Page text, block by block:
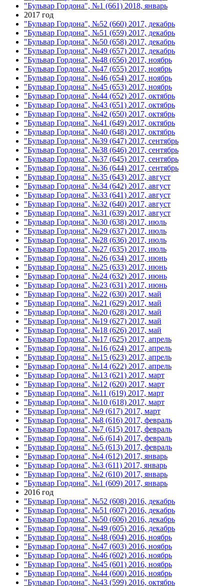
"Бульвар Гордона", №1 (661) 2018, январь
2017 год
"Бульвар Гордона", №52 (660) 2017, декабрь
"Бульвар Гордона", №51 (659) 2017, декабрь
"Бульвар Гордона", №50 (658) 2017, декабрь
"Бульвар Гордона", №49 (657) 2017, декабрь
"Бульвар Гордона", №48 (656) 2017, ноябрь
"Бульвар Гордона", №47 (655) 2017, ноябрь
"Бульвар Гордона", №46 (654) 2017, ноябрь
"Бульвар Гордона", №45 (653) 2017, ноябрь
"Бульвар Гордона", №44 (652) 2017, октябрь
"Бульвар Гордона", №43 (651) 2017, октябрь
"Бульвар Гордона", №42 (650) 2017, октябрь
"Бульвар Гордона", №41 (649) 2017, октябрь
"Бульвар Гордона", №40 (648) 2017, октябрь
"Бульвар Гордона", №39 (647) 2017, сентябрь
"Бульвар Гордона", №38 (646) 2017, сентябрь
"Бульвар Гордона", №37 (645) 2017, сентябрь
"Бульвар Гордона", №36 (644) 2017, сентябрь
"Бульвар Гордона", №35 (643) 2017, август
"Бульвар Гордона", №34 (642) 2017, август
"Бульвар Гордона", №33 (641) 2017, август
"Бульвар Гордона", №32 (640) 2017, август
"Бульвар Гордона", №31 (639) 2017, август
"Бульвар Гордона", №30 (638) 2017, июль
"Бульвар Гордона", №29 (637) 2017, июль
"Бульвар Гордона", №28 (636) 2017, июль
"Бульвар Гордона", №27 (635) 2017, июль
"Бульвар Гордона", №26 (634) 2017, июнь
"Бульвар Гордона", №25 (633) 2017, июнь
"Бульвар Гордона", №24 (632) 2017, июнь
"Бульвар Гордона", №23 (631) 2017, июнь
"Бульвар Гордона", №22 (630) 2017, май
"Бульвар Гордона", №21 (629) 2017, май
"Бульвар Гордона", №20 (628) 2017, май
"Бульвар Гордона", №19 (627) 2017, май
"Бульвар Гордона", №18 (626) 2017, май
"Бульвар Гордона", №17 (625) 2017, апрель
"Бульвар Гордона", №16 (624) 2017, апрель
"Бульвар Гордона", №15 (623) 2017, апрель
"Бульвар Гордона", №14 (622) 2017, апрель
"Бульвар Гордона", №13 (621) 2017, март
"Бульвар Гордона", №12 (620) 2017, март
"Бульвар Гордона", №11 (619) 2017, март
"Бульвар Гордона", №10 (618) 2017, март
"Бульвар Гордона", №9 (617) 2017, март
"Бульвар Гордона", №8 (616) 2017, февраль
"Бульвар Гордона", №7 (615) 2017, февраль
"Бульвар Гордона", №6 (614) 2017, февраль
"Бульвар Гордона", №5 (613) 2017, февраль
"Бульвар Гордона", №4 (612) 2017, январь
"Бульвар Гордона", №3 (611) 2017, январь
"Бульвар Гордона", №2 (610) 2017, январь
"Бульвар Гордона", №1 (609) 2017, январь
2016 год
"Бульвар Гордона", №52 (608) 2016, декабрь
"Бульвар Гордона", №51 (607) 2016, декабрь
"Бульвар Гордона", №50 (606) 2016, декабрь
"Бульвар Гордона", №49 (605) 2016, декабрь
"Бульвар Гордона", №48 (604) 2016, ноябрь
"Бульвар Гордона", №47 (603) 2016, ноябрь
"Бульвар Гордона", №46 (602) 2016, ноябрь
"Бульвар Гордона", №45 (601) 2016, ноябрь
"Бульвар Гордона", №44 (600) 2016, ноябрь
"Бульвар Гордона", №43 (599) 2016, октябрь